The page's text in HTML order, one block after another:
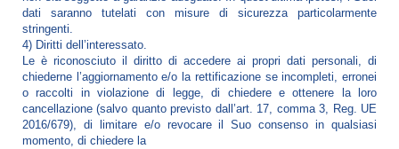
dati saranno tutelati con misure di sicurezza particolarmente
stringenti.
4) Diritti dell’interessato.
Le è riconosciuto il diritto di accedere ai propri dati personali, di
chiederne l’aggiornamento e/o la rettificazione se incompleti, erronei
o raccolti in violazione di legge, di chiedere e ottenere la loro
cancellazione (salvo quanto previsto dall’art. 17, comma 3, Reg. UE
2016/679), di limitare e/o revocare il Suo consenso in qualsiasi
momento, di chiedere la